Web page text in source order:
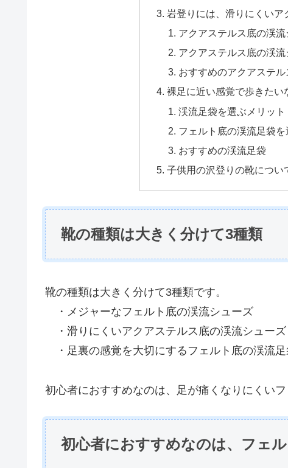
岩登りには、滑りにくい
アクアステルス底の渓
アクアステルス底の渓
おすすめのアクアステ
裸足に近い感覚で歩きたい
渓流足袋を選ぶメリット
フェルト底の渓流足袋を
おすすめの渓流足袋
子供用の沢登りの靴につい
靴の種類は大きく分けて3種類
靴の種類は大きく分けて3種類です。
・メジャーなフェルト底の渓流シューズ
・滑りにくいアクアステルス底の渓流シューズ
・足裏の感覚を大切にするフェルト底の渓流足
初心者におすすめなのは、足が痛くなりにくい
初心者におすすめなのは、フェ